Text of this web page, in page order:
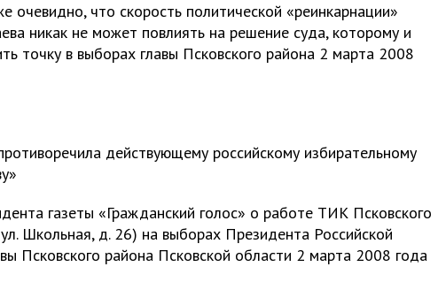
очевидно, что скорость политической «реинкарнации»
никак не может повлиять на решение суда, которому и
точку в выборах главы Псковского района 2 марта 2008
действующему российскому избирательному
газеты «Гражданский голос» о работе ТИК Псковского
Школьная, д. 26) на выборах Президента Российской
Псковского района Псковской области 2 марта 2008 года